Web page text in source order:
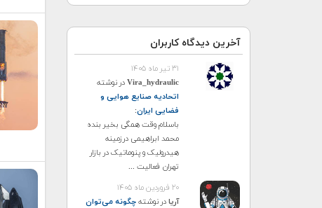
آخرین دیدگاه کاربران
۳۱ تیر ماه ۱۴۰۵
Vira_hydraulicدر نوشته
اتحادیه صنایع هوایی و
فضایی ایران:
باسلام وقت همگی بخیر بنده
محمد ابراهیمی درزمینه
هیدرولیک و پنوماتیک در بازار
تهران فعالیت ...
۲۰ فروردین ماه ۱۴۰۵
آریادر نوشتهچگونه می‌توان